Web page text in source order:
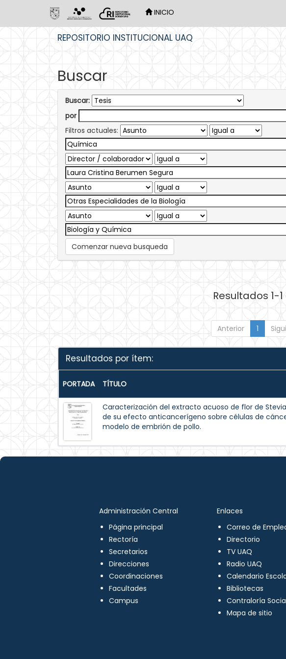
INICIO
REPOSITORIO INSTITUCIONAL UAQ
Buscar
Buscar:
por
Filtros actuales:
Comenzar nueva busqueda
Resultados 1-1
Anterior 1
Resultados por ítem:
PORTADA TÍTULO
Caracterización del extracto acuoso de flor de
de su efecto anticancerígeno sobre células de
modelo de embrión de pollo.
Administración Central
Página principal
Rectoría
Secretarios
Direcciones
Coordinaciones
Facultades
Campus
Enlaces
Correo de
Directorio
TV UAQ
Radio UAQ
Calendario
Bibliotecas
Contraloría
Mapa de sitio